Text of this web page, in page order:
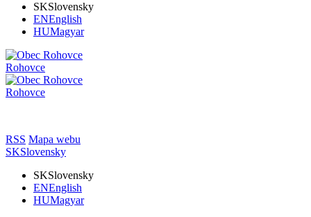
SKSlovensky
ENEnglish
HUMagyar
Rohovce
Rohovce
RSS Mapa webu
SKSlovensky
SKSlovensky
ENEnglish
HUMagyar